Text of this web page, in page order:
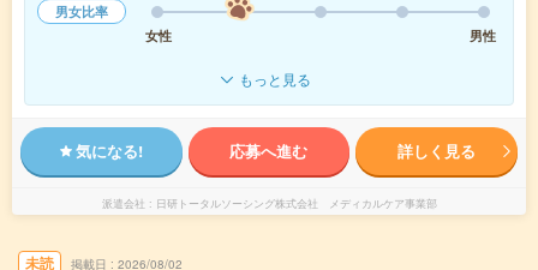
男女比率
女性
男性
もっと見る
気になる! 応募へ進む 詳しく見る
派遣会社 日研トータルソーシング株式会社 メディカルケア事業部
未読 掲載日 2026/08/02